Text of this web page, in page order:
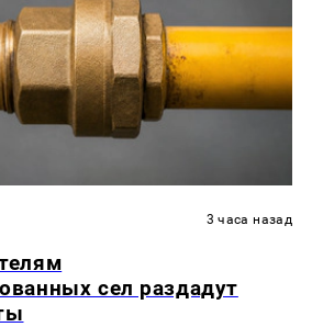
3 часа назад
сел раздадут